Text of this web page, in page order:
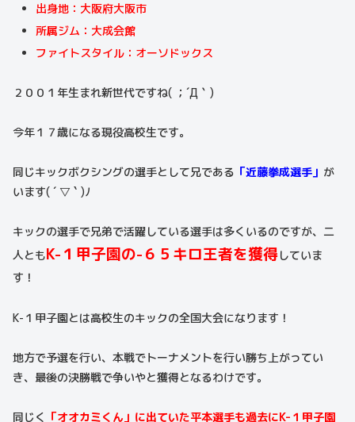
出身地：大阪府大阪市
所属ジム：大成会館
ファイトスタイル：オーソドックス
２００１年生まれ新世代ですね( ；´Д｀)
今年１７歳になる現役高校生です。
同じキックボクシングの選手として兄である 「近藤拳成選手」 が
います( ´ ▽ ` )ﾉ
キックの選手で兄弟で活躍している選手は多くいるのですが、二
人ともK-１甲子園の-６５キロ王者を獲得していま
す！
K-１甲子園とは高校生のキックの全国大会になります！
地方で予選を行い、本戦でトーナメントを行い勝ち上がってい
き、最後の決勝戦で争いやと獲得となるわけです。
同じく 「オオカミくん」に出ていた平本選手も過去にK-１甲子園